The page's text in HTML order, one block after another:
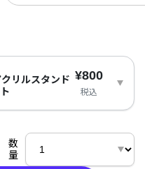
リルスタンド ¥800
税込
数
量